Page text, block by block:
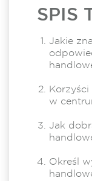
SPIS
Jakie
w
Jak
Określ